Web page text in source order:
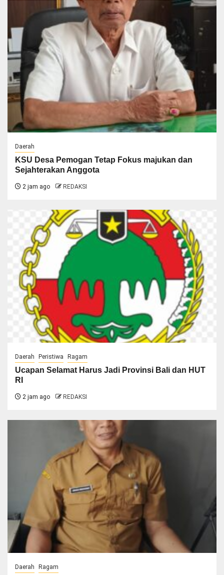
Daerah
KSU Desa Pemogan Tetap Fokus majukan dan
Sejahterakan Anggota
2 jam ago REDAKSI
Daerah Peristiwa Ragam
Ucapan Selamat Harus Jadi Provinsi Bali dan HUT
RI
2 jam ago REDAKSI
Daerah Ragam